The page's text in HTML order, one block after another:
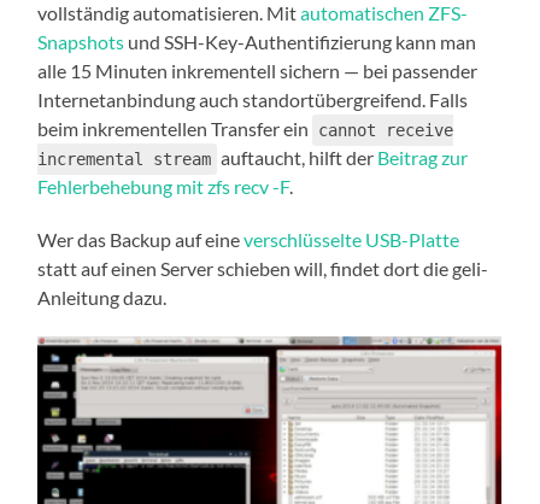
vollständig automatisieren. Mitautomatischen ZFS-
Snapshots und SSH-Key-Authentifizierung kann man
alle 15 Minuten inkrementell sichern — bei passender
Internetanbindung auch standortübergreifend. Falls
beim inkrementellen Transfer ein
cannot receive
incremental stream auftaucht, hilft der Beitrag zur
Fehlerbehebung mit zfs recv -F.
Wer das Backup auf eineverschlüsselte USB-Platte
statt auf einen Server schieben will, findet dort die geli-
Anleitung dazu.